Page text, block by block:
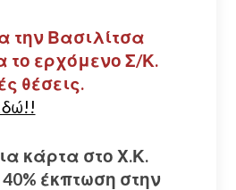
την Βασιλίτσα
το ερχόμενο Σ/Κ.
θέσεις.
κάρτα στο Χ.Κ.
έκπτωση στην